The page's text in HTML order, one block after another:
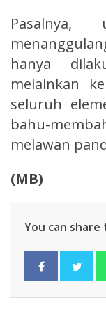
Pasalnya,
hanya
melainkan
seluruh
bahu-
melawan
(MB)
You can